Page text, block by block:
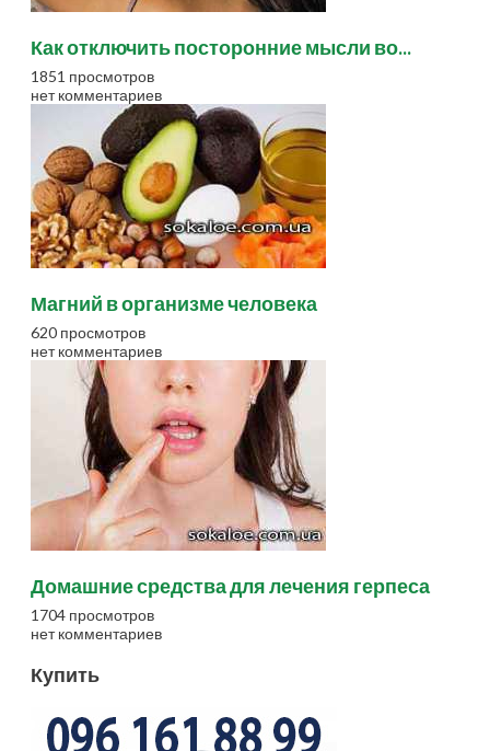
Как отключить посторонние мысли во...
1851 просмотров
нет комментариев
Магний в организме человека
620 просмотров
нет комментариев
Домашние средства для лечения герпеса
1704 просмотров
нет комментариев
Купить